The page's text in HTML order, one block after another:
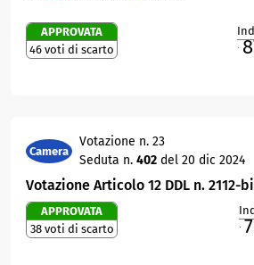
APPROVATA
46 voti di scarto
Camera
Votazione n. 23
Seduta n. 402 del 20 dic 2024
Votazione Articolo 12 DDL n. 2112-
APPROVATA
38 voti di scarto